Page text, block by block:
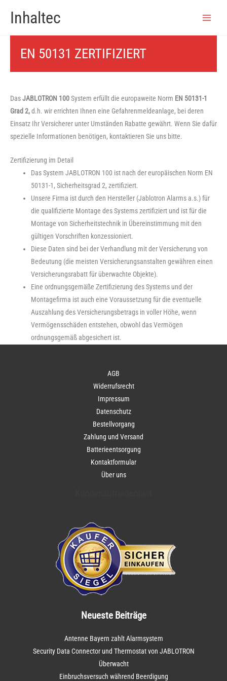
Inhaltec
EN 50131 ZERTIFIZIERT
DasJABLOTRON 100System erfüllt die europaweite Norm EN 50131-1
Grad 2,d.h. wir errichten Ihnen eine Gefahrenmeldeanlage, bei deren
Einsatz Ihr Versicherer unter Umständen Rabatte gewährt. Wenn Sie dafür
spezielle Informationen benötigen, kontaktieren Sie uns bitte.
Zertifizierung im Detail
Das System JABLOTRON 100 ist nach der europäischen Norm EN
50131-1, Sicherheitsgrad 2, zertifiziert.
Unsere Firma ist durch den Hersteller (Jablotron Alarms a.s.) für
die qualifizierte Montage des Systems zertifiziert und ist für die
Montage von Sicherheitstechnik in Übereinstimmung mit den
gültigen Vorschriften konzessioniert.
Diese Daten sind bei der Verhandlung mit der Versicherung von
Bedeutung (die meisten Versicherungsanstalten gewähren einen
Versicherungsrabatt für überwachte Objekte).
Eine ordnungsgemäße Zertifizierung des Systems und der
Montagefirma ist auch eine Voraussetzung für die eventuelle
Auszahlung des Versicherungsbetrags in voller Höhe, wenn
Vermögensschäden entstehen, obwohl das Vermögen
ordnungsgemäß abgesichert ist.
AGB
Widerrufsrecht
Impressum
Datenschutz
Bestellvorgang
Zahlung und Versand
Batterieentsorgung
Kontaktformular
Über uns
Neueste Beiträge
Antenne Bayern zahlt Alarmsystem
Security Data Connector und Thermostat von JABLOTRON
Überwacht
Einbruchsversuch während Beerdigung